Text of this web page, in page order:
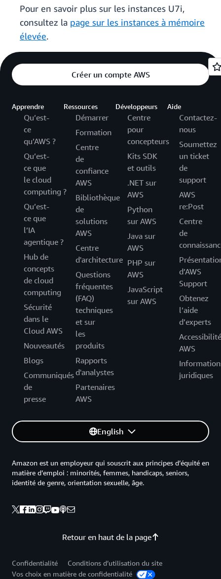
Pour en savoir plus sur les instances U7i,
consultez la page sur les instances à mémoire
élevée.
Créer un compte AWS
Apprendre
Qu’est-
ce
qu’AWS ?
Qu’est-
ce que
le cloud
computing ?
Qu’est-
ce que
l’IA
agentique ?
Hub de
concepts
de cloud
computing
Sécurité
dans le
Cloud AWS
Nouveautés
Blogs
Communiqués
de
presse
Ressources
Démarrer
Formation
Centre
de
confiance
AWS
Bibliothèque
de
solutions
AWS
Centre
d'architecture
Questions
fréquentes
(FAQ)
techniques
et sur
les
produits
Rapports
d'analystes
Partenaires
AWS
Développeurs
Centre
pour
concepteurs
Kits SDK
et outils
.NET sur
AWS
Python
sur AWS
Java sur
AWS
PHP sur
AWS
JavaScript
sur AWS
Aide
Contactez-
nous
Soumettez
un ticket
de
support
AWS
re:Post
Centre
de
d’AWS
Support
Obtenez
l’aide
d’experts
Accessibilité
AWS
juridiques
English
Retour en haut de la page
Amazon est un employeur qui souscrit aux principes d’équité en
matière d’emploi : minorités, femmes, handicaps, seniors,
identité de genre, orientation sexuelle, âge.
Confidentialité
Conditions d’utilisation du site
Vos choix en matière de confidentialité